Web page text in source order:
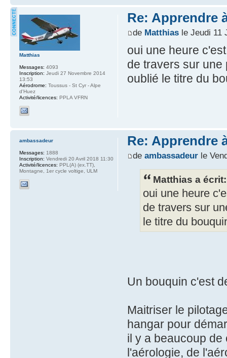
Re: Apprendre
de Matthiasle Jeudi 11
oui une heure
de travers sur une
oublié le titre du
Matthias
Messages: 4093
Inscription: Jeudi 27 Novembre 2014
13:53
Aérodrome: Toussus - St Cyr - Alpe
d'Huez
Activité/licences: PPLA VFRN
Re: Apprendre
de ambassadeurle
Matthias a écrit:
oui une heure
de travers sur
le titre du
Un bouquin c'est
Maitriser le
hangar pour
il y a beaucoup
l'aérologie, de
ambassadeur
Messages: 1888
Inscription: Vendredi 20 Avril 2018 11:30
Activité/licences: PPL(A) (ex.TT),
Montagne, 1er cycle voltige, ULM